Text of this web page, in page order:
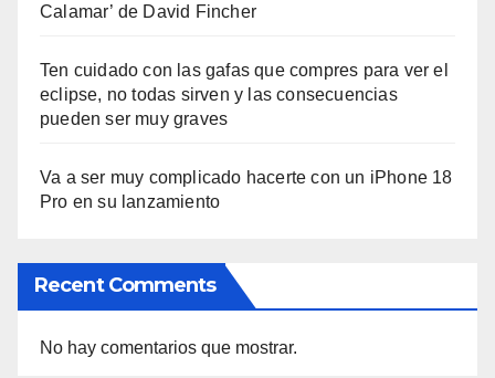
Calamar’ de David Fincher
Ten cuidado con las gafas que compres para ver el
eclipse, no todas sirven y las consecuencias
pueden ser muy graves
Va a ser muy complicado hacerte con un iPhone 18
Pro en su lanzamiento
Recent Comments
No hay comentarios que mostrar.